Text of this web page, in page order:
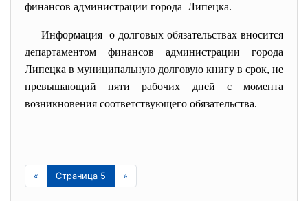
финансов администрации города Липецка.
Информация о долговых обязательствах вносится
департаментом финансов администрации города
Липецка в муниципальную долговую книгу в срок, не
превышающий пяти рабочих дней с момента
возникновения соответствующего обязательства.
« Страница 5 »